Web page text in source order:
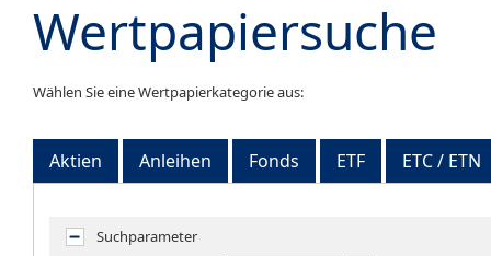
Wertpapiersuche
Wählen Sie eine Wertpapierkategorie aus:
Aktien Anleihen Fonds ETF ETC / ETN
Suchparameter